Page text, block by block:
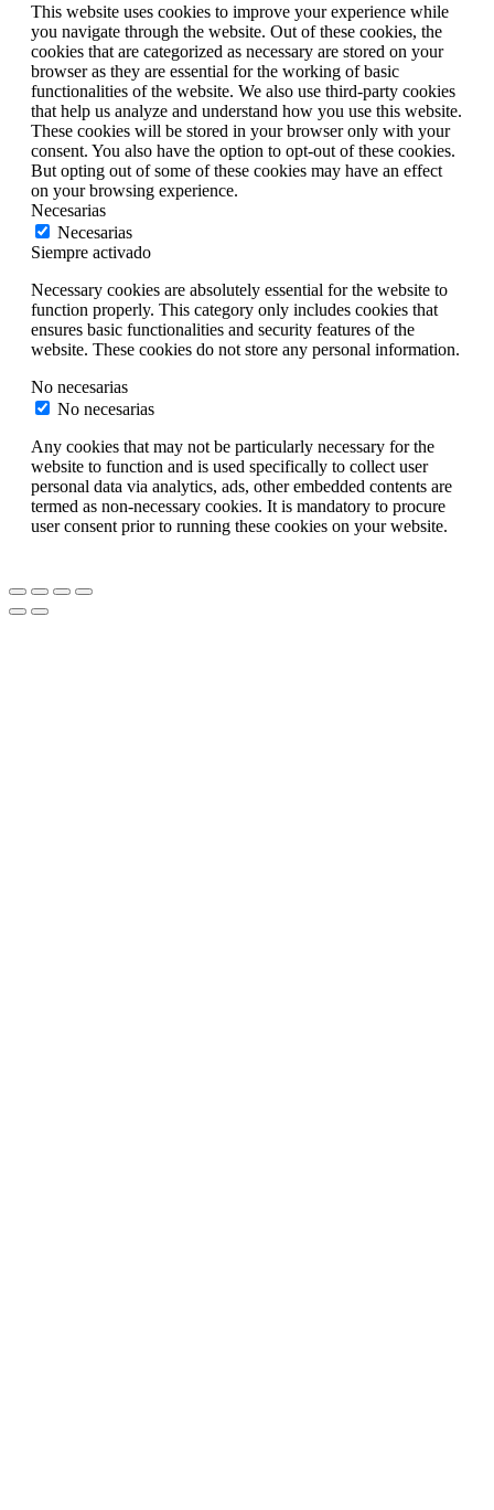
This website uses cookies to improve your experience while
you navigate through the website. Out of these cookies, the
cookies that are categorized as necessary are stored on your
browser as they are essential for the working of basic
functionalities of the website. We also use third-party cookies
that help us analyze and understand how you use this website.
These cookies will be stored in your browser only with your
consent. You also have the option to opt-out of these cookies.
But opting out of some of these cookies may have an effect
on your browsing experience.
Necesarias
Necesarias
Siempre activado
Necessary cookies are absolutely essential for the website to
function properly. This category only includes cookies that
ensures basic functionalities and security features of the
website. These cookies do not store any personal information.
No necesarias
No necesarias
Any cookies that may not be particularly necessary for the
website to function and is used specifically to collect user
personal data via analytics, ads, other embedded contents are
termed as non-necessary cookies. It is mandatory to procure
user consent prior to running these cookies on your website.